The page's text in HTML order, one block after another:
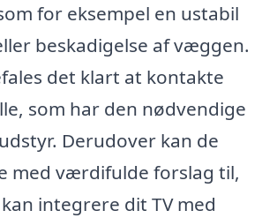
for eksempel en ustabil
beskadigelse af væggen.
det klart at kontakte
som har den nødvendige
Derudover kan de
med værdifulde forslag til,
integrere dit TV med